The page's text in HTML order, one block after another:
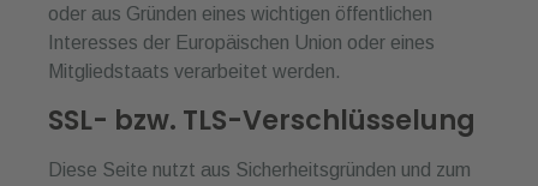
oder aus Gründen eines wichtigen öffentlichen
Interesses der Europäischen Union oder eines
Mitgliedstaats verarbeitet werden.
SSL- bzw. TLS-Verschlüsselung
Diese Seite nutzt aus Sicherheitsgründen und zum